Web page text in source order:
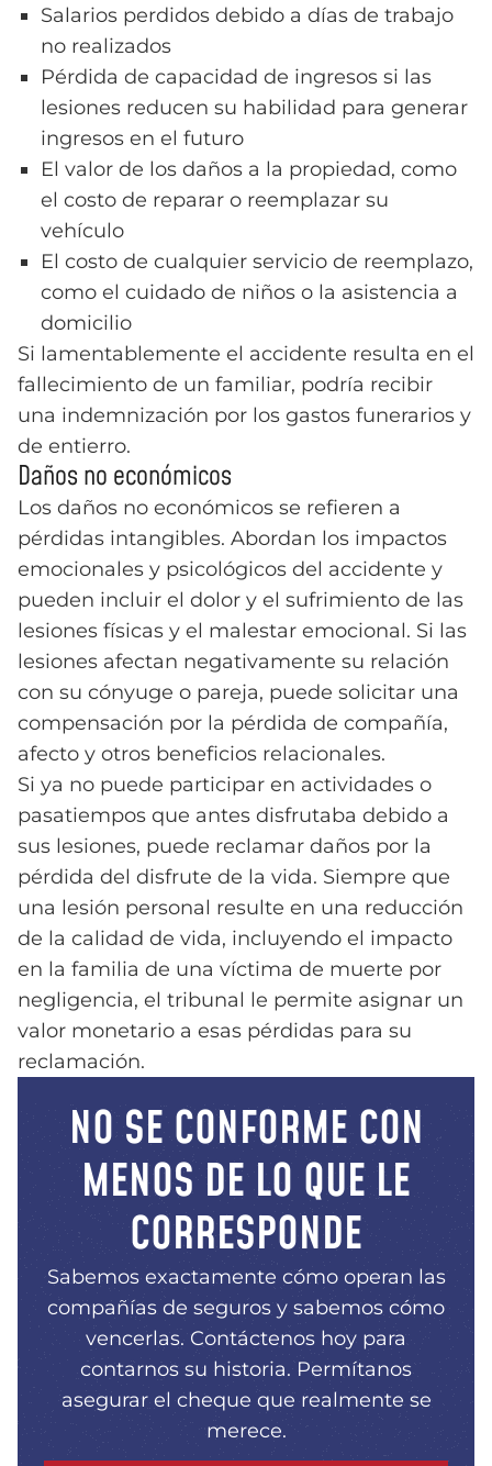
Salarios perdidos debido a días de trabajo
no realizados
Pérdida de capacidad de ingresos si las
lesiones reducen su habilidad para generar
ingresos en el futuro
El valor de los daños a la propiedad, como
el costo de reparar o reemplazar su
vehículo
El costo de cualquier servicio de reemplazo,
como el cuidado de niños o la asistencia a
domicilio
Si lamentablemente el accidente resulta en el
fallecimiento de un familiar, podría recibir
una indemnización por los gastos funerarios y
de entierro.
Daños no económicos
Los daños no económicos se refieren a
pérdidas intangibles. Abordan los impactos
emocionales y psicológicos del accidente y
pueden incluir el dolor y el sufrimiento de las
lesiones físicas y el malestar emocional. Si las
lesiones afectan negativamente su relación
con su cónyuge o pareja, puede solicitar una
compensación por la pérdida de compañía,
afecto y otros beneficios relacionales.
Si ya no puede participar en actividades o
pasatiempos que antes disfrutaba debido a
sus lesiones, puede reclamar daños por la
pérdida del disfrute de la vida. Siempre que
una lesión personal resulte en una reducción
de la calidad de vida, incluyendo el impacto
en la familia de una víctima de muerte por
negligencia, el tribunal le permite asignar un
valor monetario a esas pérdidas para su
reclamación.
NO SE CONFORME CON
MENOS DE LO QUE LE
CORRESPONDE
Sabemos exactamente cómo operan las
compañías de seguros y sabemos cómo
vencerlas. Contáctenos hoy para
contarnos su historia. Permítanos
asegurar el cheque que realmente se
merece.